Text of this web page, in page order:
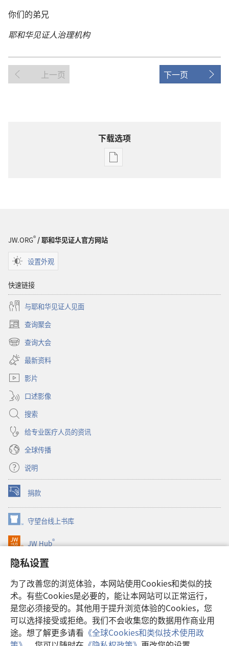
隐私设置
为了改善您的浏览体验，本网站使用Cookies和类似的技
术。有些Cookies是必要的，能让本网站可以正常运行，
是您必须接受的。其他用于提升浏览体验的Cookies，您
可以选择接受或拒绝。我们不会收集您的数据用作商业用
途。想了解更多请看 《全球Cookies和类似技术使用政
你们的弟兄
耶和华见证人治理机构
上一页 下一页
下载选项
出
见
JW.ORG®/ 耶和华见证人官方网站
设置外观
快速链接
与耶和华见证人见面
查询聚会
（打
开
新
窗
口）
查询大会
（打
开
新
窗
最新资料
影片
口述影像
搜索
给专业医疗人员的资讯
全球传播
说明
捐款
（打
开
新
窗
口）
守望台线上书库
（打
开
新
口）
JW Hub®
（打
开
新
口）
JW Library®
Watchtower Library
Copyright© 2026 Watch Tower Bible and Tract Society of Pennsylvania.